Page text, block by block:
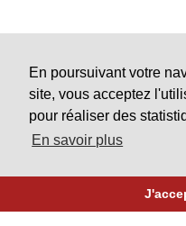
En poursuivant votre
site, vous acceptez
pour réaliser des
En savoir plus